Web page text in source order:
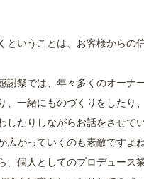
ということは、お客様からの
謝祭では、年々多くのオーナ
、一緒にものづくりをしたり
したりしながらお話をさせて
広がっていくのも素敵ですよね
、個人としてのプロデュース